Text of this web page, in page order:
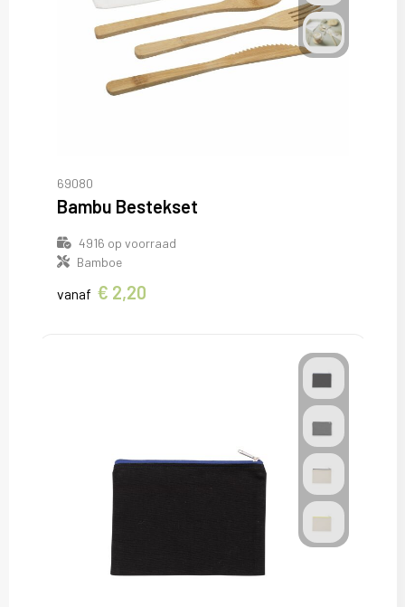
69080
Bambu Bestekset
4916 op voorraad
Bamboe
vanaf € 2,20